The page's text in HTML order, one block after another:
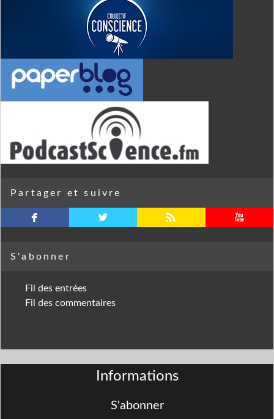
Partager et suivre
facebook twitterbird rss youtube
S'abonner
Fil des entrées
Fil des commentaires
Informations
S'abonner